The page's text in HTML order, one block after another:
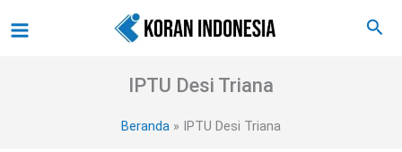
ke
Cari
IPTU Desi Triana
Beranda IPTU Desi Triana